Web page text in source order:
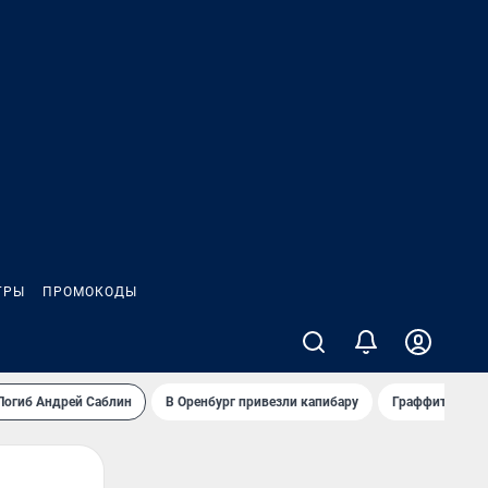
ПРОМОКОДЫ
Андрей Саблин В Оренбург привезли капибару Граффити и